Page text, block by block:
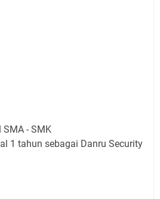
- SMK
1 tahun sebagai Danru Security